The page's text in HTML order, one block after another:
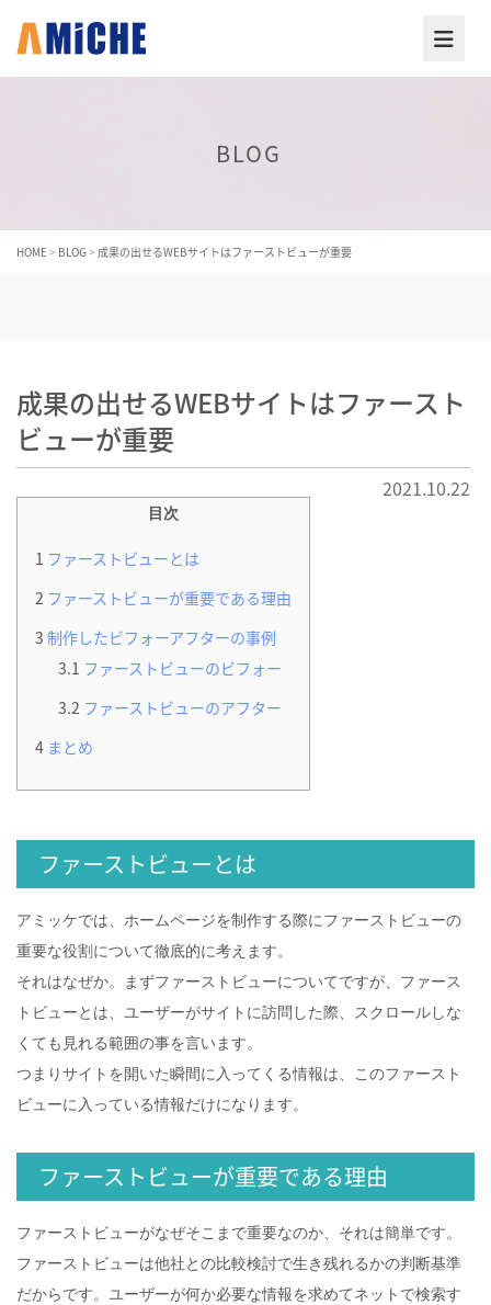
BLOG
HOME> BLOG > 成果の出せるWEBサイトはファーストビューが重要
成果の出せるWEBサイトはファースト
ビューが重要
2021.10.22
目次
1 ファーストビューとは
2 ファーストビューが重要である理由
3 制作したビフォーアフターの事例
3.1 ファーストビューのビフォー
3.2 ファーストビューのアフター
4 まとめ
ファーストビューとは
アミッケでは、ホームページを制作する際にファーストビューの
重要な役割について徹底的に考えます。
それはなぜか。まずファーストビューについてですが、ファース
トビューとは、ユーザーがサイトに訪問した際、スクロールしな
くても見れる範囲の事を言います。
つまりサイトを開いた瞬間に入ってくる情報は、このファースト
ビューに入っている情報だけになります。
ファーストビューが重要である理由
ファーストビューがなぜそこまで重要なのか、それは簡単です。
ファーストビューは他社との比較検討で生き残れるかの判断基準
だからです。ユーザーが何か必要な情報を求めてネットで検索す